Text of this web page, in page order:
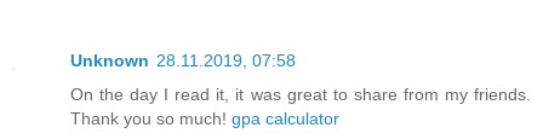
Unknown 28.11.2019, 07:58
On the day I read it, it was great to share from my friends.
Thank you so much! gpa calculator